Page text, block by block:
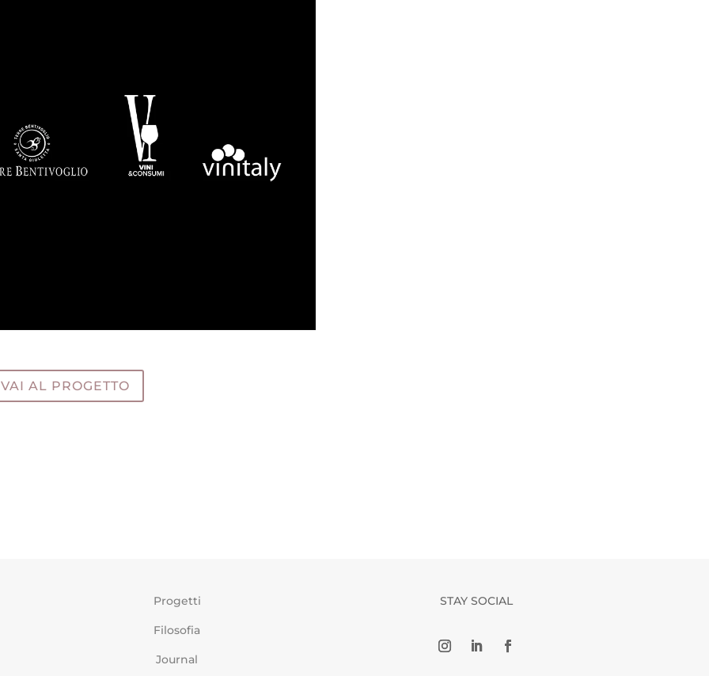
VAI AL PROGETTO
Progetti
Filosofia
Journal
STAY SOCIAL